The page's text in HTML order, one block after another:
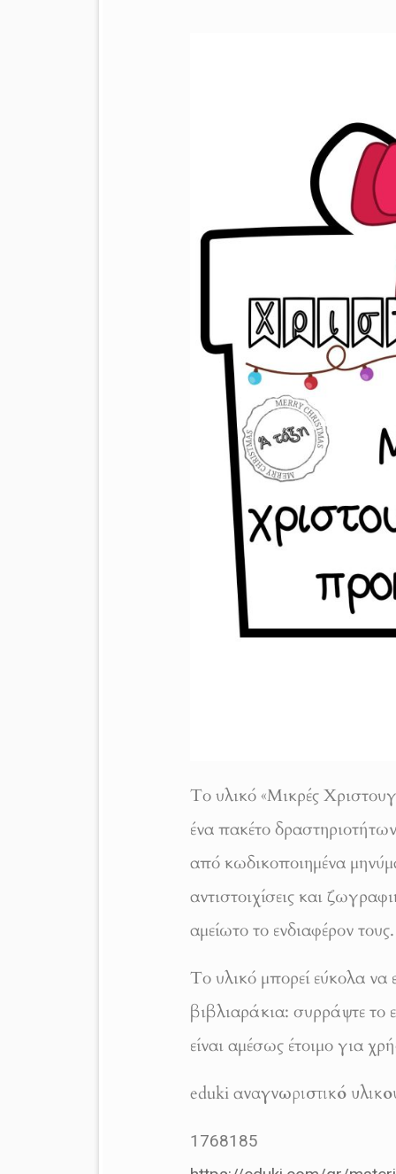
Το υλικό «Μικρές
ένα πακέτο
από κωδικοποιημένα
αντιστοιχίσεις και
αμείωτο το ενδιαφέρον τους.
Το υλικό μπορεί εύκολα να
βιβλιαράκια: συρράψτε το
είναι αμέσως έτοιμο για
eduki αναγνωριστικό
1768185